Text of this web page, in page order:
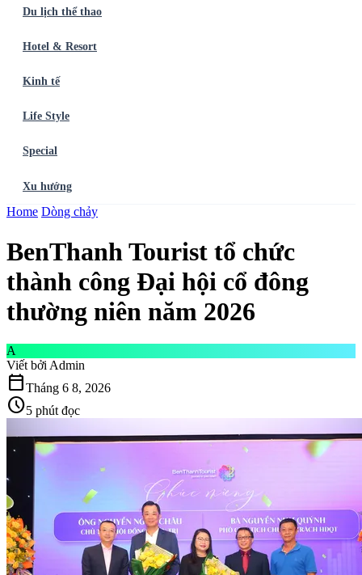
Du lịch thể thao
Hotel & Resort
Kinh tế
Life Style
Special
Xu hướng
Trang chủẨm thực
KÝ NGAY
Home Dòng chảy
BenThanh Tourist tổ chức
thành công Đại hội cổ đông
thường niên năm 2026
A
Viết bởi Admin
calendar_todayTháng 6 8, 2026
schedule5 phút đọc